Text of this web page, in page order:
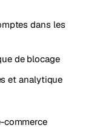
dans les
de blocage
et analytique
commerce